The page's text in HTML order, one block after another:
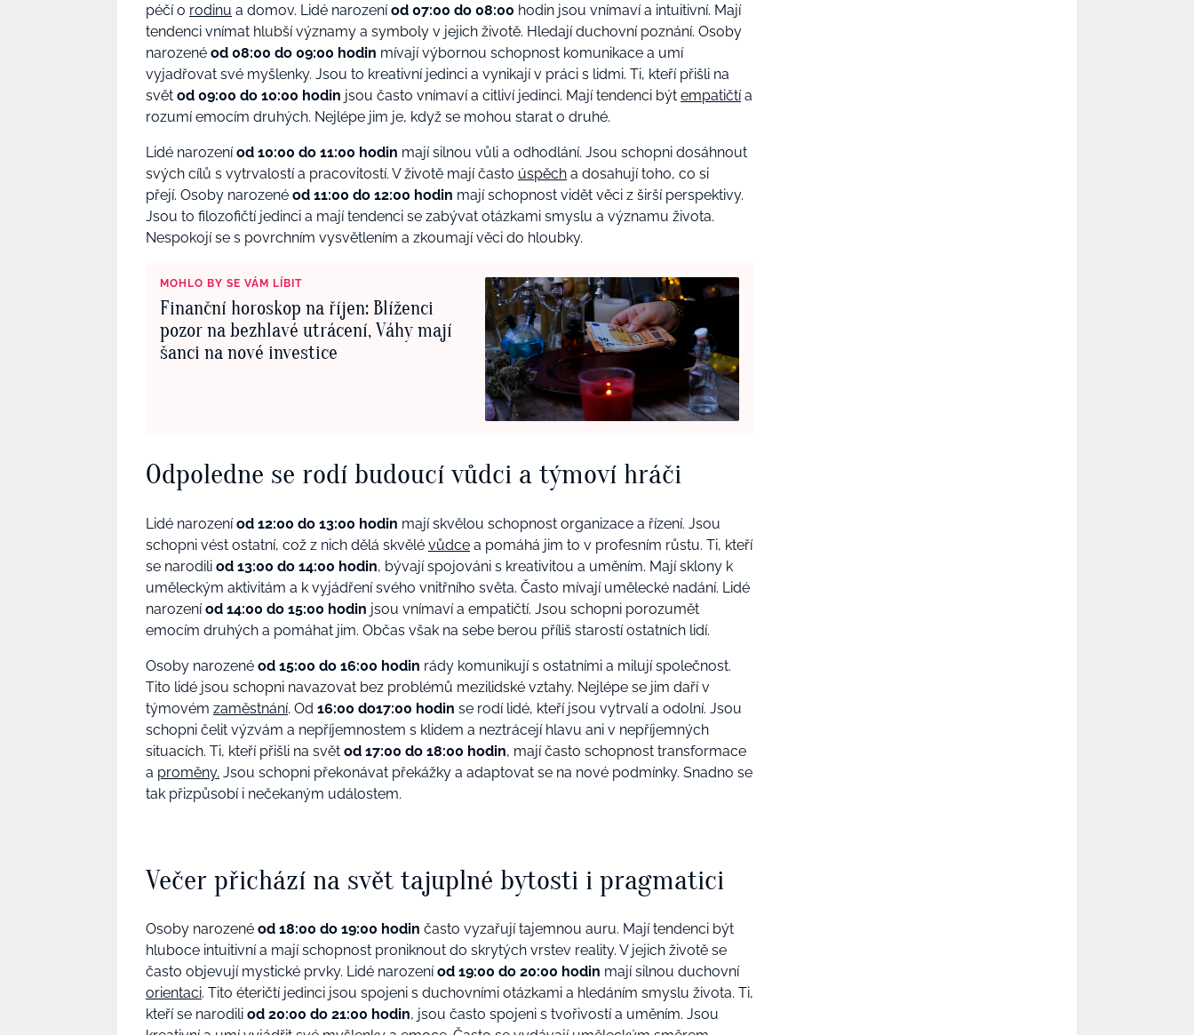
péčí o rodinu a domov. Lidé narozeníod 07:00 do 08:00 hodin jsou vnímaví a intuitivní. Mají
tendenci vnímat hlubší významy a symboly v jejich životě. Hledají duchovní poznání. Osoby
narozené od 08:00 do 09:00 hodin mívají výbornou schopnost komunikace a umí
vyjadřovat své myšlenky. Jsou to kreativní jedinci a vynikají v práci s lidmi. Ti, kteří přišli na
svět od 09:00 do 10:00 hodin jsou často vnímaví a citliví jedinci. Mají tendenci být empatičtía
rozumí emocím druhých. Nejlépe jim je, když se mohou starat o druhé.
Lidé narozeníod 10:00 do 11:00 hodin mají silnou vůli a odhodlání. Jsou schopni dosáhnout
svých cílů s vytrvalostí a pracovitostí. V životě mají často úspěch a dosahují toho, co si
přejí. Osoby narozené od 11:00 do 12:00 hodin mají schopnost vidět věci z širší perspektivy.
Jsou to filozofičtí jedinci a mají tendenci se zabývat otázkami smyslu a významu života.
Nespokojí se s povrchním vysvětlením a zkoumají věci do hloubky.
MOHLO BY SE VÁM LÍBIT
Finanční horoskop na říjen: Blíženci
pozor na bezhlavé utrácení, Váhy mají
šanci na nové investice
Odpoledne se rodí budoucí vůdci a týmoví hráči
Lidé narozeníod 12:00 do 13:00 hodin mají skvělou schopnost organizace a řízení. Jsou
schopni vést ostatní, což z nich dělá skvělé vůdce a pomáhá jim to v profesním růstu. Ti, kteří
se narodili od 13:00 do 14:00 hodin, bývají spojováni s kreativitou a uměním. Mají sklony k
uměleckým aktivitám a k vyjádření svého vnitřního světa. Často mívají umělecké nadání. Lidé
narozeníod 14:00 do 15:00 hodin jsou vnímaví a empatičtí. Jsou schopni porozumět
emocím druhých a pomáhat jim. Občas však na sebe berou příliš starostí ostatních lidí.
Osoby narozené od 15:00 do 16:00 hodin rády komunikují s ostatními a milují společnost.
Tito lidé jsou schopni navazovat bez problémů mezilidské vztahy. Nejlépe se jim daří v
týmovém zaměstnání. Od 16:00 do17:00 hodin se rodí lidé, kteří jsou vytrvalí a odolní. Jsou
schopni čelit výzvám a nepříjemnostem s klidem a neztrácejí hlavu ani v nepříjemných
situacích. Ti, kteří přišli na svět od 17:00 do 18:00 hodin, mají často schopnost transformace
a proměny. Jsou schopni překonávat překážky a adaptovat se na nové podmínky. Snadno se
tak přizpůsobí i nečekaným událostem.
Večer přichází na svět tajuplné bytosti i pragmatici
Osoby narozené od 18:00 do 19:00 hodin často vyzařují tajemnou auru. Mají tendenci být
hluboce intuitivní a mají schopnost proniknout do skrytých vrstev reality. V jejich životě se
často objevují mystické prvky. Lidé narozeníod 19:00 do 20:00 hodin mají silnou duchovní
orientaci. Tito éteričtí jedinci jsou spojeni s duchovními otázkami a hledáním smyslu života. Ti,
kteří se narodili od 20:00 do 21:00 hodin, jsou často spojeni s tvořivostí a uměním. Jsou